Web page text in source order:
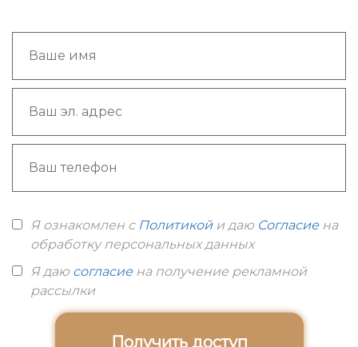
Я ознакомлен с Политикойи даю Согласиена
обработку персональных данных
Я даю согласиена получение рекламной
рассылки
Получить доступ